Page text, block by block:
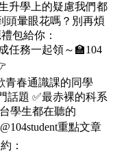
生升學上的疑慮我們都
頭暈眼花嗎？別再煩
包給你：
任務一起領～🏫104
青春通識課的同學
話題 ✅最赤裸的科系
學生都在聽的
重點文章
：